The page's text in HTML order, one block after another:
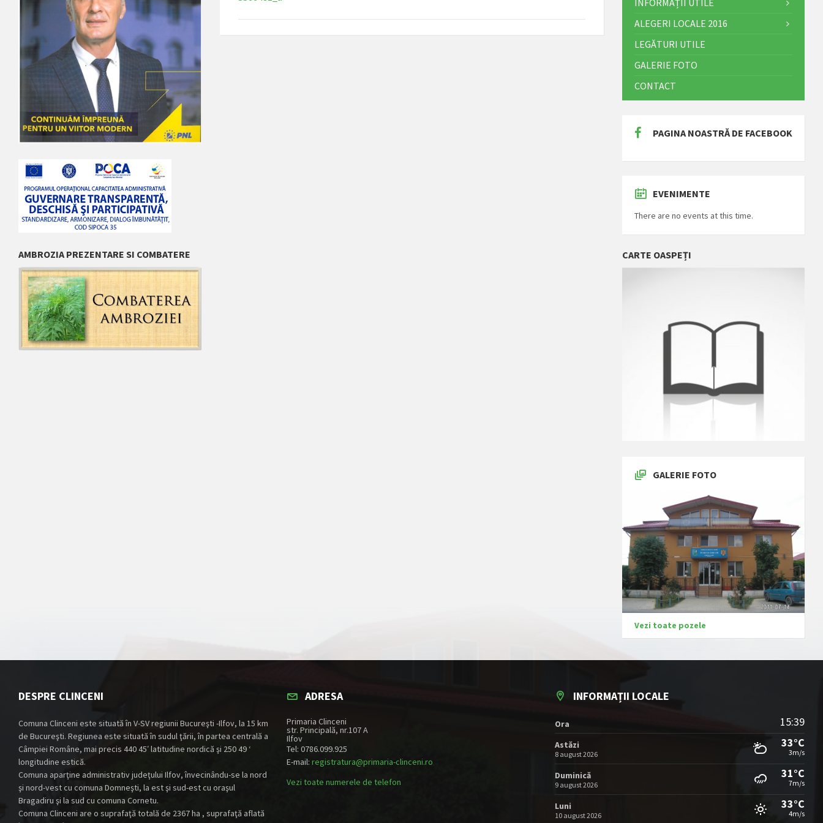
AMBROZIA PREZENTARE SI COMBATERE
ALEGERI LOCALE 2016
LEGĂTURI UTILE
GALERIE FOTO
CONTACT
PAGINA NOASTRĂ DE FACEBOOK
EVENIMENTE
There are no events at this time.
CARTE OASPEȚI
GALERIE FOTO
Vezi toate pozele
DESPRE CLINCENI
Comuna Clinceni este situată în V-SV regiunii Bucureşti -Ilfov, la 15 km
de Bucureşti. Regiunea este situată în sudul ţării, în partea centrală a
Câmpiei Române, mai precis 440 45′ latitudine nordică şi 250 49 ‘
longitudine estică.
Comuna aparţine administrativ judeţului Ilfov, învecinându-se la nord
şi nord-vest cu comuna Domneşti, la est şi sud-est cu oraşul
Bragadiru şi la sud cu comuna Cornetu.
Comuna Clinceni are o suprafaţă totală de 2367 ha , suprafaţă aflată
ADRESA
Primaria Clinceni
str. Principală, nr.107 A
Ilfov
Tel: 0786.099.925
E-mail: registratura@primaria-clinceni.ro
Vezi toate numerele de telefon
INFORMAȚII LOCALE
Ora 15:39
Astăzi
8 august 2026
33°C
3m/s
Duminică
9 august 2026
31°C
7m/s
Luni
10 august 2026
33°C
4m/s